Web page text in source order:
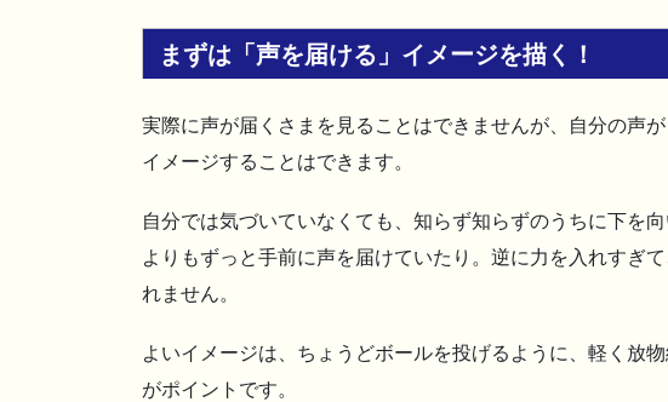
まずは「声を届ける」イメージを描く！
実際に声が届くさまを見ることはできませんが、自分の声
イメージすることはできます。
自分では気づいていなくても、知らず知らずのうちに下を
よりもずっと手前に声を届けていたり。逆に力を入れすぎ
れません。
よいイメージは、ちょうどボールを投げるように、軽く放
がポイントです。